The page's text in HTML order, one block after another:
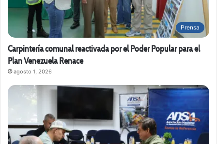
Prensa
Carpintería comunal reactivada por el Poder Popular para el
Plan Venezuela Renace
agosto 1, 2026